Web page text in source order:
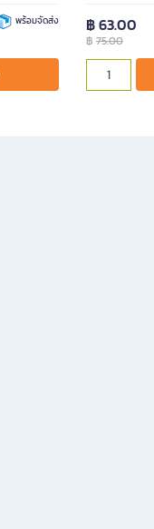
พร้อมจัดส่ง ฿ 63.00
฿ 75.00